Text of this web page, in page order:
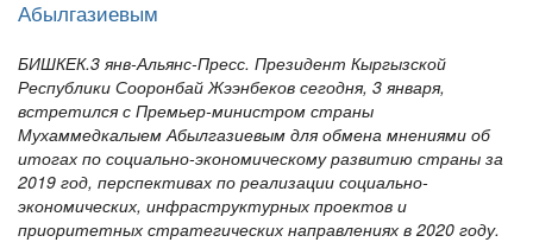
Абылгазиевым
БИШКЕК.3 янв-Альянс-Пресс. Президент Кыргызской
Республики Сооронбай Жээнбеков сегодня, 3 января,
встретился с Премьер-министром страны
Мухаммедкалыем Абылгазиевым для обмена мнениями об
итогах по социально-экономическому развитию страны за
2019 год, перспективах по реализации социально-
экономических, инфраструктурных проектов и
приоритетных стратегических направлениях в 2020 году.